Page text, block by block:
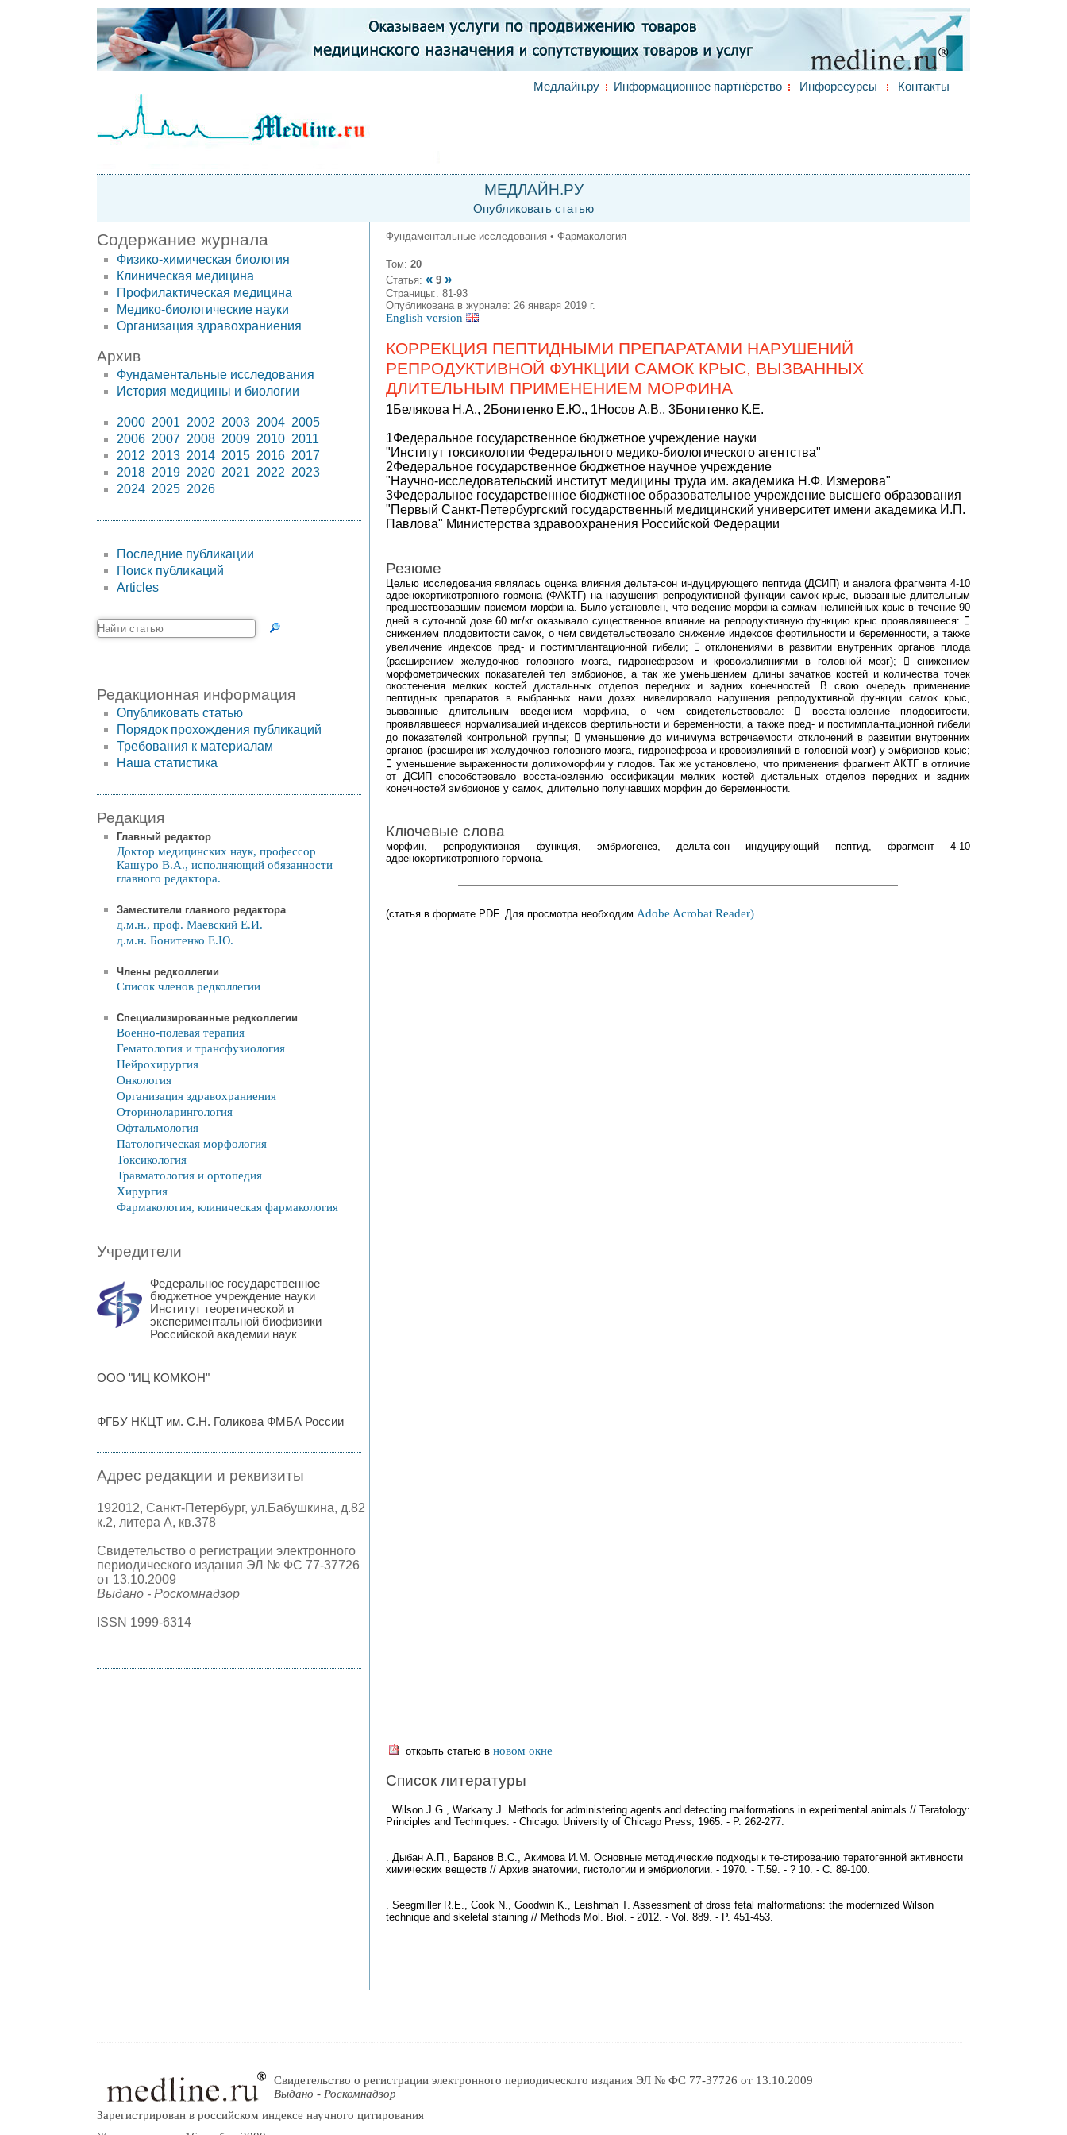
Медлайн.ру Информационное партнёрство Инфоресурсы Контакты
МЕДЛАЙН.РУ
Опубликовать статью
Содержание журнала
Физико-химическая биология
Клиническая медицина
Профилактическая медицина
Медико-биологические науки
Организация здравохраниения
Архив
Фундаментальные исследования
История медицины и биологии
2000 2001 2002 2003 2004 2005
2006 2007 2008 2009 2010 2011
2012 2013 2014 2015 2016 2017
2018 2019 2020 2021 2022 2023
2024 2025 2026
Последние публикации
Поиск публикаций
Articles
Редакционная информация
Опубликовать статью
Порядок прохождения публикаций
Требования к материалам
Наша статистика
Редакция
Главный редактор
Доктор медицинских наук, профессор
Кашуро В.А., исполняющий обязанности
главного редактора.
Заместители главного редактора
д.м.н., проф. Маевский Е.И.
д.м.н. Бонитенко Е.Ю.
Члены редколлегии
Список членов редколлегии
Специализированные редколлегии
Военно-полевая терапия
Гематология и трансфузиология
Нейрохирургия
Онкология
Организация здравохраниения
Оториноларингология
Офтальмология
Патологическая морфология
Токсикология
Травматология и ортопедия
Хирургия
Фармакология, клиническая фармакология
Учредители
Федеральное государственное
бюджетное учреждение науки
Институт теоретической и
экспериментальной биофизики
Российской академии наук
ООО "ИЦ КОМКОН"
ФГБУ НКЦТ им. С.Н. Голикова ФМБА России
Адрес редакции и реквизиты
192012, Санкт-Петербург, ул.Бабушкина, д.82
к.2, литера А, кв.378
Свидетельство о регистрации электронного
периодического издания ЭЛ № ФС 77-37726
от 13.10.2009
Выдано - Роскомнадзор
ISSN 1999-6314
Фундаментальные исследования • Фармакология
Том: 20
Статья: « 9 »
Страницы:. 81-93
Опубликована в журнале: 26 января 2019 г.
English version
КОРРЕКЦИЯ ПЕПТИДНЫМИ ПРЕПАРАТАМИ НАРУШЕНИЙ
РЕПРОДУКТИВНОЙ ФУНКЦИИ САМОК КРЫС, ВЫЗВАННЫХ
ДЛИТЕЛЬНЫМ ПРИМЕНЕНИЕМ МОРФИНА
1Белякова Н.А., 2Бонитенко Е.Ю., 1Носов А.В., 3Бонитенко К.Е.
1Федеральное государственное бюджетное учреждение науки
"Институт токсикологии Федерального медико-биологического агентства"
2Федеральное государственное бюджетное научное учреждение
"Научно-исследовательский институт медицины труда им. академика Н.Ф. Измерова"
3Федеральное государственное бюджетное образовательное учреждение высшего образования
"Первый Санкт-Петербургский государственный медицинский университет имени академика И.П.
Павлова" Министерства здравоохранения Российской Федерации
Резюме
Целью исследования являлась оценка влияния дельта-сон индуцирующего пептида (ДСИП) и аналога фрагмента 4-10
адренокортикотропного гормона (ФАКТГ) на нарушения репродуктивной функции самок крыс, вызванные длительным
предшествовавшим приемом морфина. Было установлен, что ведение морфина самкам нелинейных крыс в течение 90
дней в суточной дозе 60 мг/кг оказывало существенное влияние на репродуктивную функцию крыс проявлявшееся: 
снижением плодовитости самок, о чем свидетельствовало снижение индексов фертильности и беременности, а также
увеличение индексов пред- и постимплантационной гибели;  отклонениями в развитии внутренних органов плода
(расширением желудочков головного мозга, гидронефрозом и кровоизлияниями в головной мозг);  снижением
морфометрических показателей тел эмбрионов, а так же уменьшением длины зачатков костей и количества точек
окостенения мелких костей дистальных отделов передних и задних конечностей. В свою очередь применение
пептидных препаратов в выбранных нами дозах нивелировало нарушения репродуктивной функции самок крыс,
вызванные длительным введением морфина, о чем свидетельствовало:  восстановление плодовитости,
проявлявшееся нормализацией индексов фертильности и беременности, а также пред- и постимплантационной гибели
до показателей контрольной группы;  уменьшение до минимума встречаемости отклонений в развитии внутренних
органов (расширения желудочков головного мозга, гидронефроза и кровоизлияний в головной мозг) у эмбрионов крыс;
 уменьшение выраженности долихоморфии у плодов. Так же установлено, что применения фрагмент АКТГ в отличие
от ДСИП способствовало восстановлению оссификации мелких костей дистальных отделов передних и задних
конечностей эмбрионов у самок, длительно получавших морфин до беременности.
Ключевые слова
морфин, репродуктивная функция, эмбриогенез, дельта-сон индуцирующий пептид, фрагмент 4-10
адренокортикотропного гормона.
(статья в формате PDF. Для просмотра необходим Adobe Acrobat Reader)
открыть статью в новом окне
Список литературы
. Wilson J.G., Warkany J. Methods for administering agents and detecting malformations in experimental animals // Teratology:
Principles and Techniques. - Chicago: University of Chicago Press, 1965. - P. 262-277.
. Дыбан А.П., Баранов B.C., Акимова И.М. Основные методические подходы к те-стированию тератогенной активности
химических веществ // Архив анатомии, гистологии и эмбриологии. - 1970. - Т.59. - ? 10. - С. 89-100.
. Seegmiller R.E., Cook N., Goodwin K., Leishmah T. Assessment of dross fetal malformations: the modernized Wilson
technique and skeletal staining // Methods Mol. Biol. - 2012. - Vol. 889. - P. 451-453.
Свидетельство о регистрации электронного периодического издания ЭЛ № ФС 77-37726 от 13.10.2009
Выдано - Роскомнадзор
Зарегистрирован в российском индексе научного цитирования